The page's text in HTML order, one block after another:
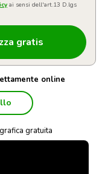
ai sensi dell'art.13 D.lgs
online
gratuita